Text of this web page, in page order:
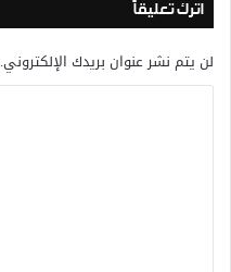
اترك تعليقاً
لن يتم نشر عنوان بريدك الإلكتروني.